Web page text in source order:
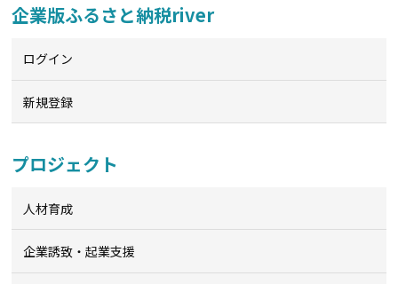
企業版ふるさと納税river
ログイン
新規登録
プロジェクト
人材育成
企業誘致・起業支援